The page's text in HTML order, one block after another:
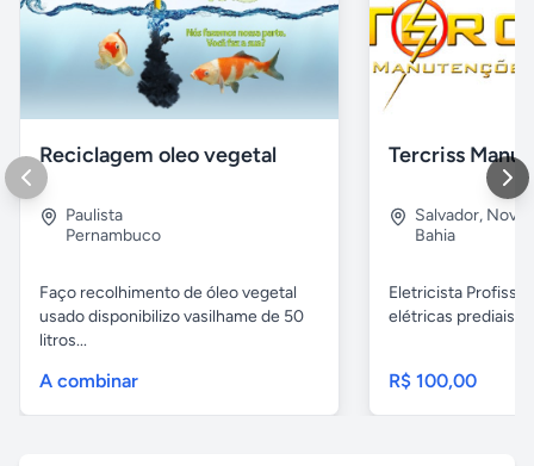
Reciclagem oleo vegetal
Paulista
Pernambuco
Faço recolhimento de óleo vegetal
usado disponibilizo vasilhame de 50
litros...
A combinar
Salvador, Nova
Bahia
Eletricista
elétricas prediais e
R$ 100,00